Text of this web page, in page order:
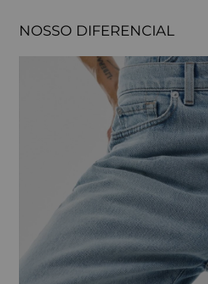
NOSSO DIFERENCIAL